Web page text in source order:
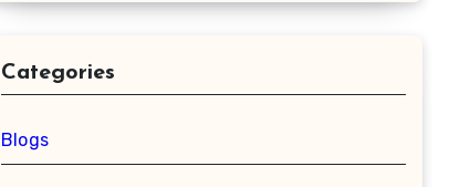
Categories
Blogs